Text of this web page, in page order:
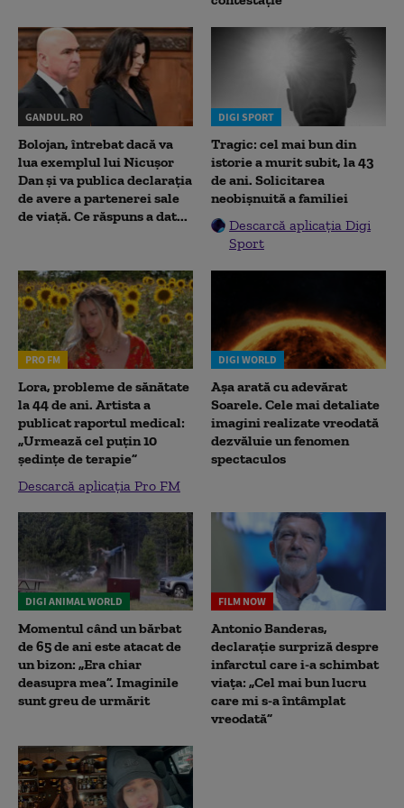
GANDUL.RO
Bolojan, întrebat dacă va
lua exemplul lui Nicușor
Dan și va publica declarația
de avere a partenerei sale
de viață. Ce răspuns a dat...
DIGI SPORT
Tragic: cel mai bun din
istorie a murit subit, la 43
de ani. Solicitarea
neobișnuită a familiei
Descarcă aplicația Digi
Sport
PRO FM
Lora, probleme de sănătate
la 44 de ani. Artista a
publicat raportul medical:
„Urmează cel puțin 10
ședințe de terapie”
Descarcă aplicația Pro FM
DIGI WORLD
Așa arată cu adevărat
Soarele. Cele mai detaliate
imagini realizate vreodată
dezvăluie un fenomen
spectaculos
DIGI ANIMAL WORLD
Momentul când un bărbat
de 65 de ani este atacat de
un bizon: „Era chiar
deasupra mea”. Imaginile
sunt greu de urmărit
FILM NOW
Antonio Banderas,
declarație surpriză despre
infarctul care i-a schimbat
viața: „Cel mai bun lucru
care mi s-a întâmplat
vreodată”